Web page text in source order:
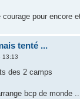
pour encore
tenté ...
13:13
des 2 camps
bcp de monde